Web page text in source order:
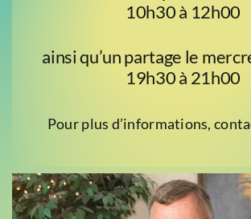
10h30 à 12h00
ainsi qu’un partage le
19h30 à 21h00
Pour plus d’informations,